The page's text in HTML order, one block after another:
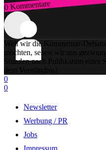
0 Kommentare
Zum Login
Weil wir die Kommentar-
möchten, sehen wir uns
Stunden nach Publikation einer
dein Verständnis!
0
0
Newsletter
Werbung / PR
Jobs
Impressum